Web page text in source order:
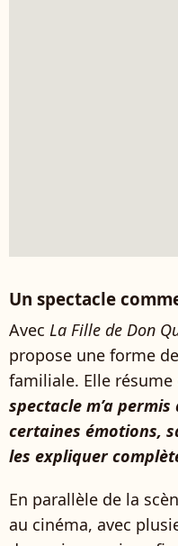
Un spectacle
Avec La Fille de Don
propose une forme
familiale. Elle
spectacle m’a
certaines émotions,
les expliquer
En parallèle de la
au cinéma, avec